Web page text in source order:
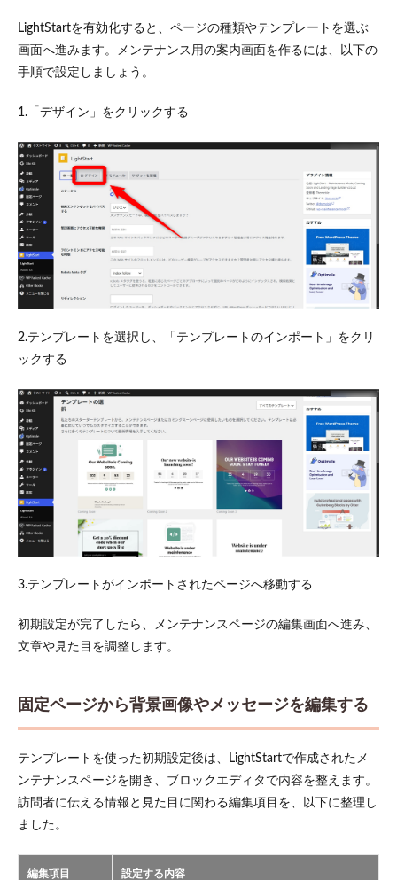
LightStartを有効化すると、ページの種類やテンプレートを選ぶ
画面へ進みます。メンテナンス用の案内画面を作るには、以下の
手順で設定しましょう。
1.「デザイン」をクリックする
2.テンプレートを選択し、「テンプレートのインポート」をクリ
ックする
3.テンプレートがインポートされたページへ移動する
初期設定が完了したら、メンテナンスページの編集画面へ進み、
文章や見た目を調整します。
固定ページから背景画像やメッセージを編集する
テンプレートを使った初期設定後は、LightStartで作成されたメ
ンテナンスページを開き、ブロックエディタで内容を整えます。
訪問者に伝える情報と見た目に関わる編集項目を、以下に整理し
ました。
編集項目 設定する内容